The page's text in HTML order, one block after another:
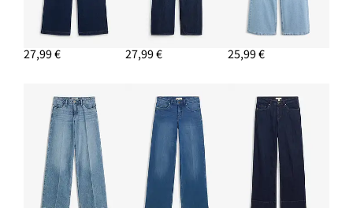
Tennis en toile à plateforme
AJOUTER AU PANIER
27,99 € 27,99 € 25,99 €